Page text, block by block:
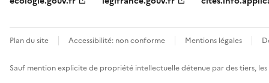
Plan du site Accessibilité: non conforme Mentions légales
Sauf mention explicite de propriété intellectuelle détenue par des tiers,